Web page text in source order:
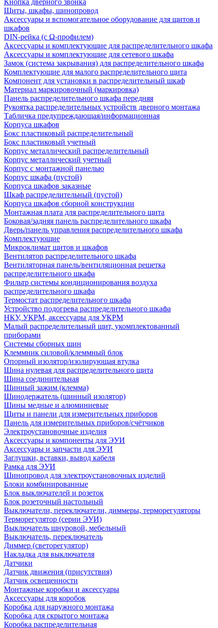
Кнопка дверного звонка
Щиты, шкафы, шинопровод
Аксессуары и вспомогательное оборудование для щитов и
шкафов
DIN-рейка (с Ω-профилем)
Аксессуары и комплектующие для распределительного шкафа
Аксессуары и комплектующие для сетевого шкафа
Замок (система закрывания) для распределительного шкафа
Комплектующие для малого распределительного щита
Компонент для установки в распределительный шкаф
Материал маркировочный (маркировка)
Панель распределительного шкафа передняя
Рукоятка распределительных устройств дверного монтажа
Табличка предупреждающая/информационная
Корпуса шкафов
Бокс пластиковый распределительный
Бокс пластиковый учетный
Корпус металлический распределительный
Корпус металлический учетный
Корпус с монтажной панелью
Корпус шкафа (пустой)
Корпуса шкафов заказные
Шкаф распределительный (пустой)
Корпуса шкафов сборной конструкции
Монтажная плата для распределительного щита
Боковая/задняя панель распределительного шкафа
Дверь/панель управления распределительного шкафа
Комплектующие
Микроклимат щитов и шкафов
Вентилятор распределительного шкафа
Вентиляторная панель/вентиляционная решетка
распределительного шкафа
Фильтр системы кондиционирования воздуха
распределительного шкафа
Термостат распределительного шкафа
Устройство подогрева распределительного шкафа
НКУ, УКРМ, аксессуары для УКРМ
Малый распределительный щит, укомплектованный
приборами
Системы сборных шин
Клеммник силовой/клеммный блок
Опорный изолятор/изолирующая втулка
Шина нулевая для распределительного щита
Шина соединительная
Шинный зажим (клемма)
Шинодержатель (шинный изолятор)
Шины медные и алюминиевые
Щиты и панели для измерительных приборов
Панель для измерительных приборов/счётчиков
Электроустановочные изделия
Аксессуары и компоненты для ЭУИ
Аксессуары и запчасти для ЭУИ
Заглушки, вставки, вывод кабеля
Рамка для ЭУИ
Шинопровод для электроустановочных изделий
Блоки комбинированные
Блок выключателей и розеток
Блок розеточный настольный
Выключатели, переключатели, диммеры, терморегуляторы
Терморегулятор (серии ЭУИ)
Выключатель шнуровой, мебельный
Выключатель, переключатель
Диммер (светорегулятор)
Накладка для выключателя
Датчики
Датчик движения (присутствия)
Датчик освещенности
Монтажные коробки и аксессуары
Аксессуары для коробок
Коробка для наружного монтажа
Коробка для скрытого монтажа
Коробка распределительная